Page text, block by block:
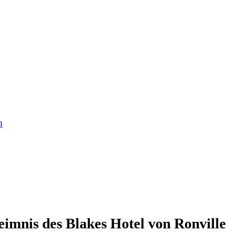
des Blakes Hotel von Ronville